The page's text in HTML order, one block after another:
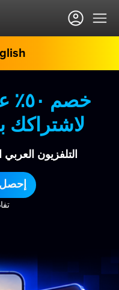
لاشتراكك
التلفزيون